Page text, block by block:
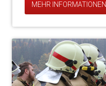
MEHR INFORMATIONEN